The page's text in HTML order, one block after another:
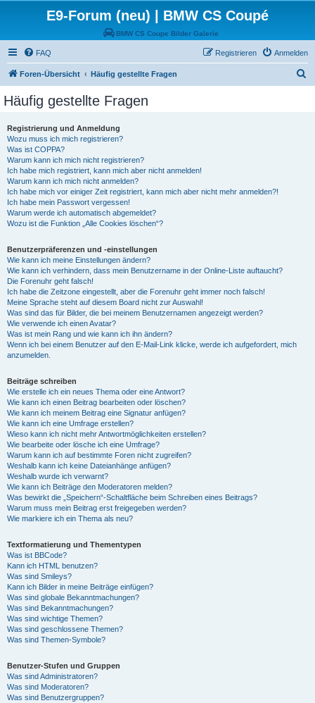
E9-Forum (neu) | BMW CS Coupé
BMW CS Coupe Bilder Galerie
FAQ Anmelden
Registrieren
Foren-Übersicht Häufig gestellte Fragen
Häufig gestellte Fragen
Registrierung und Anmeldung
Wozu muss ich mich registrieren?
Was ist COPPA?
Warum kann ich mich nicht registrieren?
Ich habe mich registriert, kann mich aber nicht anmelden!
Warum kann ich mich nicht anmelden?
Ich habe mich vor einiger Zeit registriert, kann mich aber nicht mehr anmelden?!
Ich habe mein Passwort vergessen!
Warum werde ich automatisch abgemeldet?
Wozu ist die Funktion „Alle Cookies löschen“?
Benutzerpräferenzen und -einstellungen
Wie kann ich meine Einstellungen ändern?
Wie kann ich verhindern, dass mein Benutzername in der Online-Liste auftaucht?
Die Forenuhr geht falsch!
Ich habe die Zeitzone eingestellt, aber die Forenuhr geht immer noch falsch!
Meine Sprache steht auf diesem Board nicht zur Auswahl!
Was sind das für Bilder, die bei meinem Benutzernamen angezeigt werden?
Wie verwende ich einen Avatar?
Was ist mein Rang und wie kann ich ihn ändern?
Wenn ich bei einem Benutzer auf den E-Mail-Link klicke, werde ich aufgefordert, mich
anzumelden.
Beiträge schreiben
Wie erstelle ich ein neues Thema oder eine Antwort?
Wie kann ich einen Beitrag bearbeiten oder löschen?
Wie kann ich meinem Beitrag eine Signatur anfügen?
Wie kann ich eine Umfrage erstellen?
Wieso kann ich nicht mehr Antwortmöglichkeiten erstellen?
Wie bearbeite oder lösche ich eine Umfrage?
Warum kann ich auf bestimmte Foren nicht zugreifen?
Weshalb kann ich keine Dateianhänge anfügen?
Weshalb wurde ich verwarnt?
Wie kann ich Beiträge den Moderatoren melden?
Was bewirkt die „Speichern“-Schaltfläche beim Schreiben eines Beitrags?
Warum muss mein Beitrag erst freigegeben werden?
Wie markiere ich ein Thema als neu?
Textformatierung und Thementypen
Was ist BBCode?
Kann ich HTML benutzen?
Was sind Smileys?
Kann ich Bilder in meine Beiträge einfügen?
Was sind globale Bekanntmachungen?
Was sind Bekanntmachungen?
Was sind wichtige Themen?
Was sind geschlossene Themen?
Was sind Themen-Symbole?
Benutzer-Stufen und Gruppen
Was sind Administratoren?
Was sind Moderatoren?
Was sind Benutzergruppen?